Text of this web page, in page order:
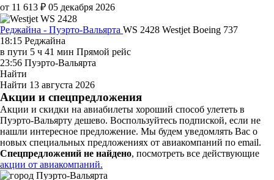
от 11 613 ₽ 05 декабря 2026
Реджайна - Пуэрто-Вальярта WS 2428 Westjet Boeing 737
18:15 Реджайна
в пути 5 ч 41 мин Прямой рейс
23:56 Пуэрто-Вальярта
Найти
Найти 13 августа 2026
Акции и спецпредложения
Акции и скидки на авиабилеты хороший способ улететь в
Пуэрто-Вальярту дешево. Воспользуйтесь подпиской, если не
нашли интересное предложение. Мы будем уведомлять Вас о
новых специальных предложениях от авиакомпаний по email.
Спецпредложений не найдено, посмотреть все действующие
акции от авиакомпаний.